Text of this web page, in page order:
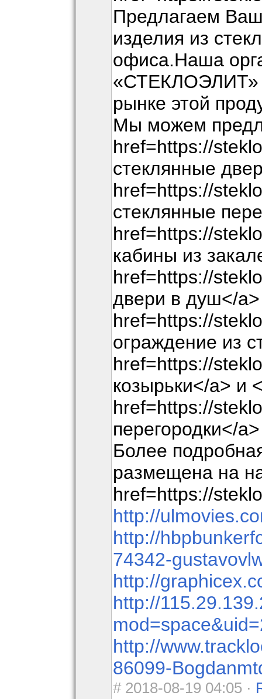
Предлагаем
изделия из
офиса.Наша
«СТЕКЛОЭЛИТ»
рынке этой
Мы можем
href=https://
стеклянные
href=https://
стеклянные
href=https://
кабины из
href=https://
двери в душ</
href=https://
ограждение из
href=https://
козырьки</a> и
href=https://
перегородки</a>
Более
размещена на
href=https://
http://
http://
74342-
http://
http://
http://
86099-
#2018-08-19 04:05 ·